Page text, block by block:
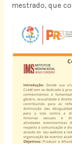
mestrado, que